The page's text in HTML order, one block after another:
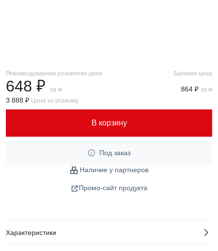
Рекомендованная розничная цена
648 ₽ за м
Базовая цена
864 ₽ за м
3 888 ₽ Цена за упаковку
В корзину
Под заказ
Наличие у партнеров
Промо-сайт продукта
Характеристики